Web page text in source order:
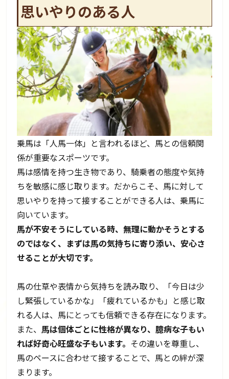
思いやりのある人
乗馬は「人馬一体」と言われるほど、馬との信頼関
係が重要なスポーツです。
馬は感情を持つ生き物であり、騎乗者の態度や気持
ちを敏感に感じ取ります。だからこそ、馬に対して
思いやりを持って接することができる人は、乗馬に
向いています。
馬が不安そうにしている時、無理に動かそうとする
のではなく、まずは馬の気持ちに寄り添い、安心さ
せることが大切です。
馬の仕草や表情から気持ちを読み取り、「今日は少
し緊張しているかな」「疲れているかも」と感じ取
れる人は、馬にとっても信頼できる存在になります。
また、馬は個体ごとに性格が異なり、臆病な子もい
れば好奇心旺盛な子もいます。 その違いを尊重し、
馬のペースに合わせて接することで、馬との絆が深
まります。